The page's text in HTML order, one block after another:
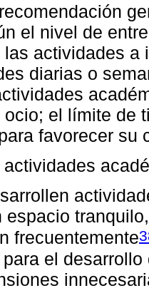
el nivel de
actividades a
diarias o
el límite de
favorecer su
actividades
espacio
frecuentemente
el